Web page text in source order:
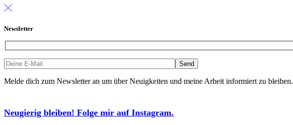
Newsletter
Melde dich zum Newsletter an um über Neuigkeiten und meine Arbeit informiert zu bleiben.
Neugierig bleiben! Folge mir auf Instagram.